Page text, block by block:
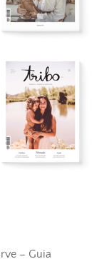
– Guia